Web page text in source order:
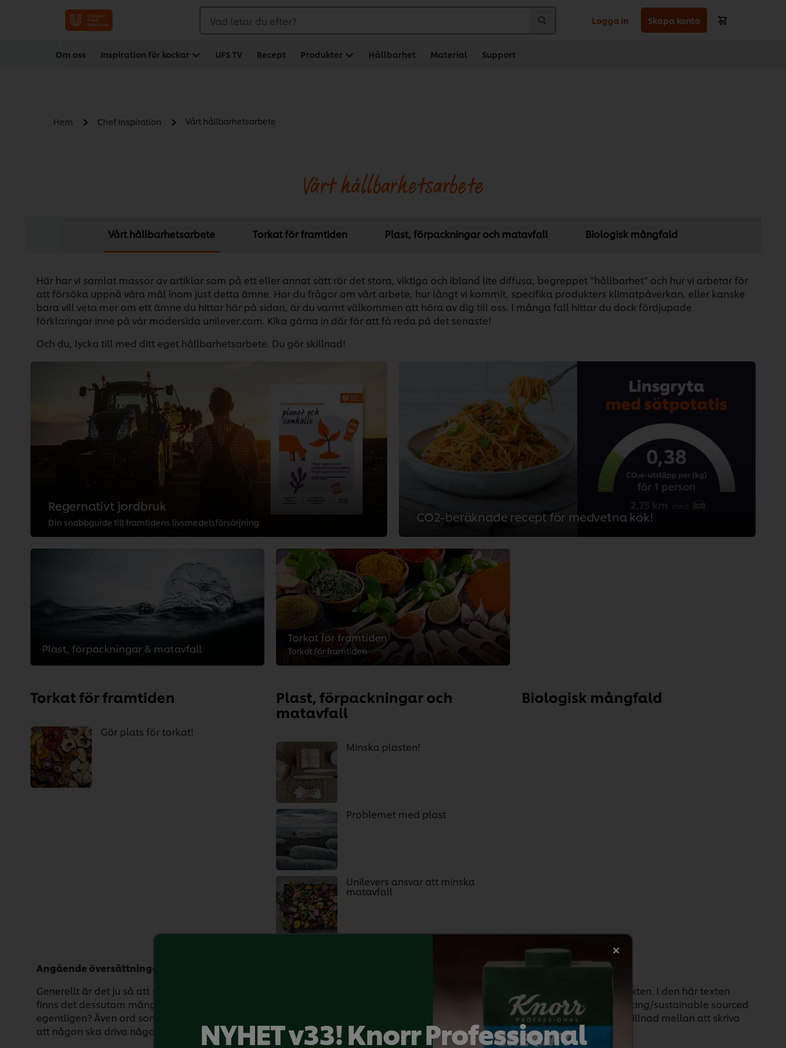
Vad letar du efter? Logga in Skapa konto
Om oss Inspiration för kockar UFS TV Recept Produkter Hållbarhet Material Support
Hem Chef Inspiration Vårt hållbarhetsarbete
Vårt hållbarhetsarbete
Vårt hållbarhetsarbete Torkat för framtiden Plast, förpackningar och matavfall Biologisk mångfald
Här har vi samlat massor av artiklar som på ett eller annat sätt rör det stora, viktiga och ibland lite diffusa, begreppet ”hållbarhet” och hur vi arbetar för
att försöka uppnå våra mål inom just detta ämne. Har du frågor om vårt arbete, hur långt vi kommit, specifika produkters klimatpåverkan, eller kanske
bara vill veta mer om ett ämne du hittar här på sidan, är du varmt välkommen att höra av dig till oss. I många fall hittar du dock fördjupade
förklaringar inne på vår modersida unilever.com. Kika gärna in där för att få reda på det senaste!
Och du, lycka till med ditt eget hållbarhetsarbete. Du gör skillnad!
Regernativt jordbruk
Din snabbguide till framtidens livsmedelsförsörjning CO2-beräknade recept för medvetna kök!
Plast, förpackningar & matavfall
Torkat för framtiden
Torkat för framtiden
Torkat för framtiden
Gör plats för torkat!
Plast, förpackningar och
matavfall
Minska plasten!
Problemet med plast
Unilevers ansvar att minska
matavfall
Biologisk mångfald
Angående översättningen
Generellt är det ju så att så fort vi börjar översätta texten så kommer ett visst mått av tolkning och därigenom modifiering av texten. I den här texten
finns det dessutom många ord med många betydeser, vilket gör det extra svårt. Vad betyder det mångtydiga Sustainable sourcing/sustainable sourced
egentligen? Även ord som pullotion, drive, waste, plantation mm är ord med flera synonymer på svenska. Det är ganska stor skillnad mellan att skriva
att någon ska driva något eller främja något.NYHET v33! Knorr Professional